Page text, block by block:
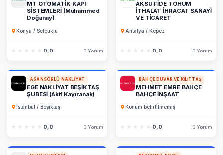
MT OTOMATİK KAPI
SİSTEMLERİ (Muhammed
Doğanay)
Konya / Selçuklu
★★★★★
★★★★★ 0,0 0 Yorum
AKSU FİDE TOHUM
İTHALAT İHRACAT SANAYİ
VE TİCARET
Antalya / Kepez
★★★★★
★★★★★ 0,0 0 Yorum
ASANSÖRLÜ NAKLIYAT
EGE NAKLİYAT BEŞİKTAŞ
ŞUBESİ (Akif Kayıranak)
İstanbul / Beşiktaş
★★★★★
★★★★★ 0,0 0 Yorum
BAHÇE DUVAR VE KILITTAŞ
MEHMET EMRE BAHÇE
BAHÇE İNŞAAT
Konum belirtilmemiş
★★★★★
★★★★★ 0,0 0 Yorum